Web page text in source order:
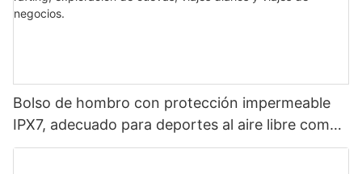
Bolso de hombro con protección impermeable
IPX7, adecuado para deportes al aire libre como
descenso de ríos, rafting, exploración de cuevas,